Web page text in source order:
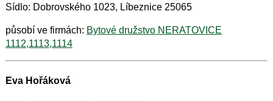
Sídlo: Dobrovského 1023, Líbeznice 25065
působí ve firmách: Bytové družstvo NERATOVICE
1112,1113,1114
Eva Hořáková